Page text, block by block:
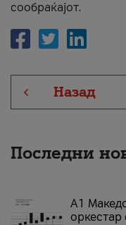
сообраќајот.
Назад
Последни
А1
оркестар